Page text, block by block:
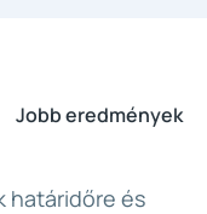
Jobb eredmények
határidőre és